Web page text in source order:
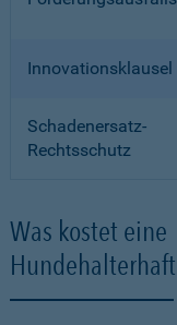
Innovationsklausel
Schadenersatz-
Rechtsschutz
Was kostet eine